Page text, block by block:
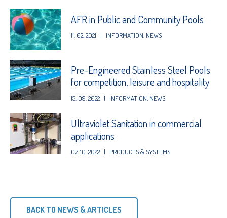
AFR in Public and Community Pools
11. 02. 2021 | INFORMATION NEWS
Pre-Engineered Stainless Steel Pools
for competition, leisure and hospitality
15. 09. 2022 | INFORMATION NEWS
Ultraviolet Sanitation in commercial
applications
07. 10. 2022 | PRODUCTS & SYSTEMS
BACK TO NEWS & ARTICLES